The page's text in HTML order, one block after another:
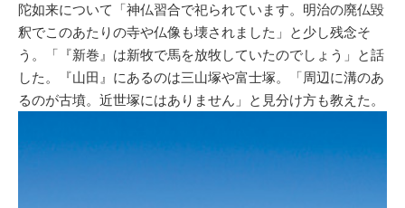
陀如来について「神仏習合で祀られています。明治の廃仏毀
釈でこのあたりの寺や仏像も壊されました」と少し残念そ
う。「『新巻』は新牧で馬を放牧していたのでしょう」と話
した。『山田』にあるのは三山塚や富士塚。「周辺に溝のあ
るのが古墳。近世塚にはありません」と見分け方も教えた。